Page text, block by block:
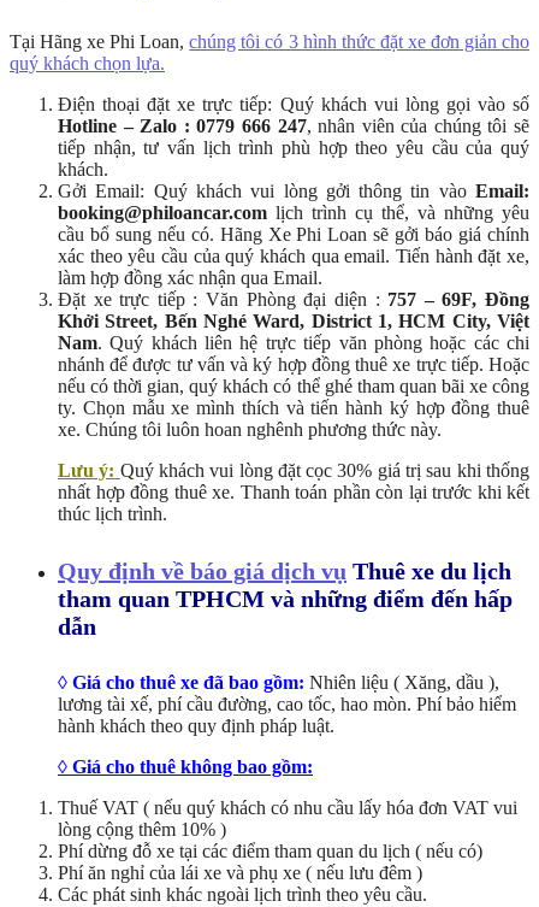
Tại Hãng xe Phi Loan,chúng tôi có 3 hình thức đặt xe đơn giản cho
quý khách chọn lựa.
Điện thoại đặt xe trực tiếp: Quý khách vui lòng gọi vào số
Hotline – Zalo : 0779 666 247, nhân viên của chúng tôi sẽ
tiếp nhận, tư vấn lịch trình phù hợp theo yêu cầu của quý
khách.
Gởi Email: Quý khách vui lòng gởi thông tin vào Email:
booking@philoancar.com lịch trình cụ thể, và những yêu
cầu bổ sung nếu có. Hãng Xe Phi Loan sẽ gởi báo giá chính
xác theo yêu cầu của quý khách qua email. Tiến hành đặt xe,
làm hợp đồng xác nhận qua Email.
Đặt xe trực tiếp : Văn Phòng đại diện : 757 – 69F, Đồng
Khởi Street, Bến Nghé Ward, District 1, HCM City, Việt
Nam. Quý khách liên hệ trực tiếp văn phòng hoặc các chi
nhánh để được tư vấn và ký hợp đồng thuê xe trực tiếp. Hoặc
nếu có thời gian, quý khách có thể ghé tham quan bãi xe công
ty. Chọn mẫu xe mình thích và tiến hành ký hợp đồng thuê
xe. Chúng tôi luôn hoan nghênh phương thức này.
Lưu ý: Quý khách vui lòng đặt cọc 30% giá trị sau khi thống
nhất hợp đồng thuê xe. Thanh toán phần còn lại trước khi kết
thúc lịch trình.
Quy định về báo giá dịch vụ Thuê xe du lịch
tham quan TPHCM và những điểm đến hấp
dẫn
◊ Giá cho thuê xe đã bao gồm: Nhiên liệu ( Xăng, dầu ),
lương tài xế, phí cầu đường, cao tốc, hao mòn. Phí bảo hiểm
hành khách theo quy định pháp luật.
◊ Giá cho thuê không bao gồm:
Thuế VAT ( nếu quý khách có nhu cầu lấy hóa đơn VAT vui
lòng cộng thêm 10% )
Phí dừng đỗ xe tại các điểm tham quan du lịch ( nếu có)
Phí ăn nghỉ của lái xe và phụ xe ( nếu lưu đêm )
Các phát sinh khác ngoài lịch trình theo yêu cầu.